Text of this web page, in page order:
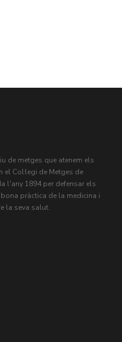
de metges que atenem els
Col·legi de Metges de
l'any 1894 per defensar els
pràctica de la medicina i
la seva salut.